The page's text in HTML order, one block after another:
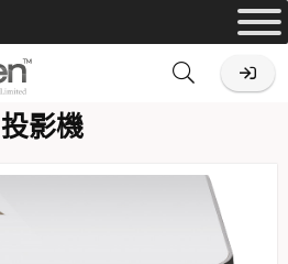
投影機